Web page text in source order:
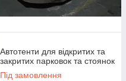
Автотенти для відкритих та
закритих парковок та стоянок
Під замовлення